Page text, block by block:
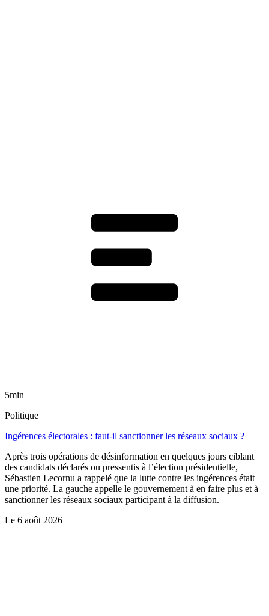
5min
Politique
Ingérences électorales : faut-il sanctionner les réseaux sociaux ?
Après trois opérations de désinformation en quelques jours ciblant
des candidats déclarés ou pressentis à l’élection présidentielle,
Sébastien Lecornu a rappelé que la lutte contre les ingérences était
une priorité. La gauche appelle le gouvernement à en faire plus et à
sanctionner les réseaux sociaux participant à la diffusion.
Le 6 août 2026